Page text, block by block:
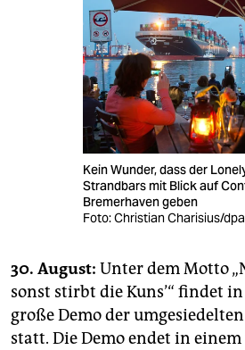
Kein Wunder, dass der
Strandbars mit Blick auf
Bremerhaven geben
Foto: Christian Charisius/dpa
30. August: Unter dem Motto
sonst stirbt die Kuns’“ findet
große Demo der
statt. Die Demo endet in